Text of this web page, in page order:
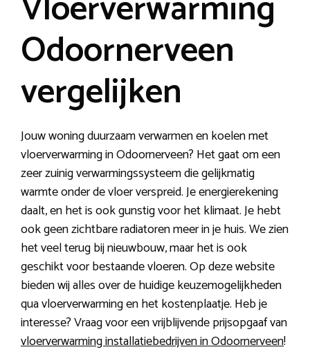
Odoornerveen
vergelijken
Jouw woning duurzaam verwarmen en koelen met
vloerverwarming in Odoornerveen? Het gaat om een
zeer zuinig verwarmingssysteem die gelijkmatig
warmte onder de vloer verspreid. Je energierekening
daalt, en het is ook gunstig voor het klimaat. Je hebt
ook geen zichtbare radiatoren meer in je huis. We zien
het veel terug bij nieuwbouw, maar het is ook
geschikt voor bestaande vloeren. Op deze website
bieden wij alles over de huidige keuzemogelijkheden
qua vloerverwarming en het kostenplaatje. Heb je
interesse? Vraag voor een vrijblijvende prijsopgaaf van
vloerverwarming installatiebedrijven in Odoornerveen!